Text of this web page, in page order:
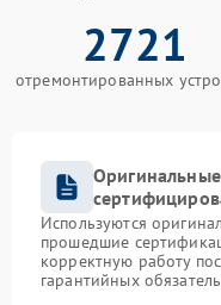
2721
отремонтированных
Используются
прошедшие
корректную работу
гарантийных